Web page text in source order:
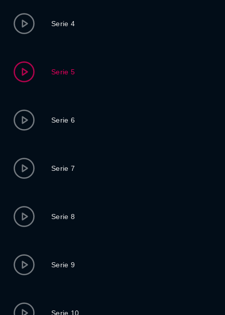
Serie 4
Serie 5
Serie 6
Serie 7
Serie 8
Serie 9
Serie 10